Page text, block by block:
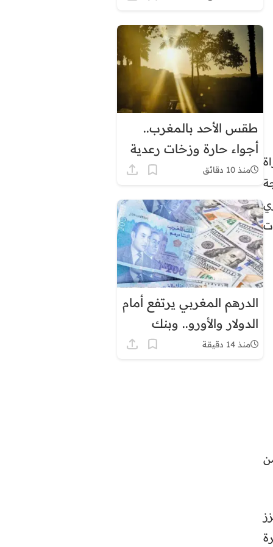
الجاري
ليعزز
طقس الأحد بالمغرب..
أجواء حارة وزخات رعدية
ورياح قوية بعدد من
منذ 10 دقائق
الدرهم المغربي يرتفع أمام
الدولار والأورو.. وبنك
المغرب يكشف تطورات
منذ 14 دقيقة